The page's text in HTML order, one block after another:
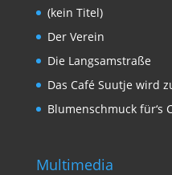
(kein Titel)
Der Verein
Die Langsamstraße
Das Café Suutje wird
Blumenschmuck für‘s
Multimedia